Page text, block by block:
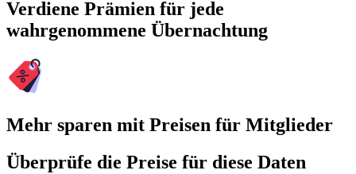
Verdiene Prämien für jede
wahrgenommene Übernachtung
Mehr sparen mit Preisen für Mitglieder
Überprüfe die Preise für diese Daten